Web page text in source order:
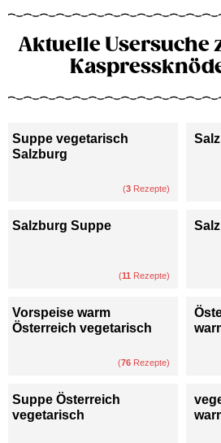
Aktuelle Usersuche
Suppe vegetarisch
Salzburg
(3 Rezepte)
Salzburg Suppe
(11 Rezepte)
Vorspeise warm
Österreich vegetarisch
(76 Rezepte)
Suppe Österreich
vegetarisch